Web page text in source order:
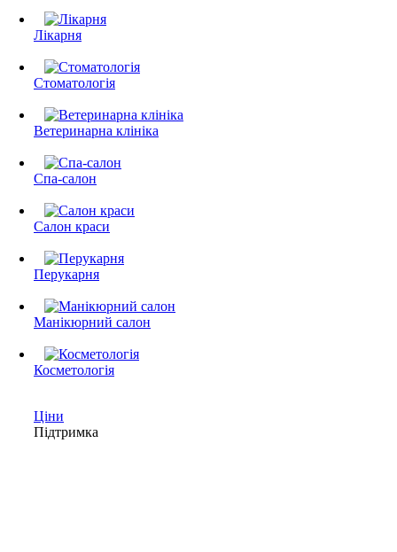
Лікарня
Стоматологія
Ветеринарна клініка
Спа-салон
Салон краси
Перукарня
Манікюрний салон
Косметологія
Ціни
Підтримка